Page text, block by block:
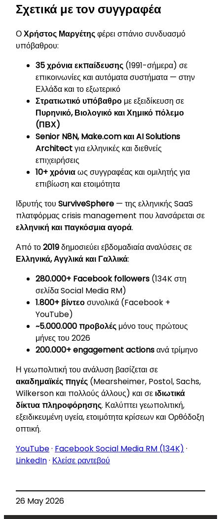
Σχετικά με τον συγγραφέα
ΟΧρήστος Μαργέτηςφέρει σπάνιο συνδυασμό
υπόβαθρου:
35 χρόνια εκπαίδευσης (1991-σήμερα) σε
επικοινωνίες και αυτόματα συστήματα — στην
Ελλάδα και το εξωτερικό
Στρατιωτικό υπόβαθρο με εξειδίκευση σε
Πυρηνικό, Βιολογικό και Χημικό πόλεμο
(ΠΒΧ)
Senior N8N, Make.com και AI Solutions
Architectγια ελληνικές και διεθνείς
επιχειρήσεις
10+ χρόνιαως συγγραφέας και ομιλητής για
επιβίωση και ετοιμότητα
Ιδρυτής του SurviveSphere — της ελληνικής SaaS
πλατφόρμας crisis management που λανσάρεται σε
ελληνική και παγκόσμια αγορά.
Από το2019δημοσιεύει εβδομαδιαία αναλύσεις σε
Ελληνικά, Αγγλικά και Γαλλικά:
280.000+ Facebook followers (134K στη
σελίδα Social Media RM)
1.800+ βίντεοσυνολικά (Facebook +
YouTube)
~5.000.000 προβολές μόνο τους πρώτους
μήνες του 2026
200.000+ engagement actionsανά τρίμηνο
Η γεωπολιτική του ανάλυση βασίζεται σε
ακαδημαϊκές πηγές (Mearsheimer, Postol, Sachs,
Wilkerson και πολλούς άλλους) και σε ιδιωτικά
δίκτυα πληροφόρησης. Καλύπτει γεωπολιτική,
εξειδικευμένη υγεία, ετοιμότητα κρίσεων και Ορθόδοξη
οπτική.
YouTube· Facebook Social Media RM (134K) ·
LinkedIn· Κλείσε ραντεβού
26 May 2026